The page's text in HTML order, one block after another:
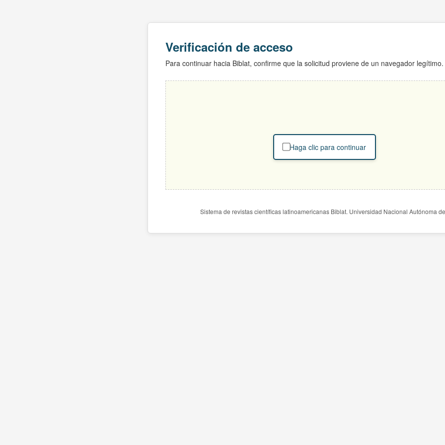
Verificación de acceso
Para continuar hacia Biblat, confirme que la solicitud proviene de un navegador legítimo.
Haga clic para continuar
Sistema de revistas científicas latinoamericanas Biblat. Universidad Nacional Autónoma